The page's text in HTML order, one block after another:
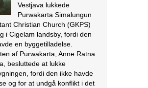
Vestjava lukkede
Purwakarta Simalungun
Christian Church (GKPS)
i Cigelam landsby, fordi den
en byggetilladelse.
af Purwakarta, Anne Ratna
besluttede at lukke
fordi den ikke havde
og for at undgå konflikt i det